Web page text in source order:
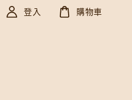
登入 購物車